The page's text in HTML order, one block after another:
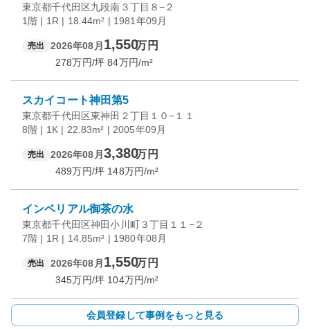
東京都千代田区九段南３丁目８−２
1階 | 1R | 18.44m² | 1981年09月
売出 2026年08月 1,550万円
278万円/坪 84万円/m²
スカイコート神田第5
東京都千代田区東神田２丁目１０−１１
8階 | 1K | 22.83m² | 2005年09月
売出 2026年08月 3,380万円
489万円/坪 148万円/m²
インペリアル御茶の水
東京都千代田区神田小川町３丁目１１−２
7階 | 1R | 14.85m² | 1980年08月
売出 2026年08月 1,550万円
345万円/坪 104万円/m²
会員登録して事例をもっと見る